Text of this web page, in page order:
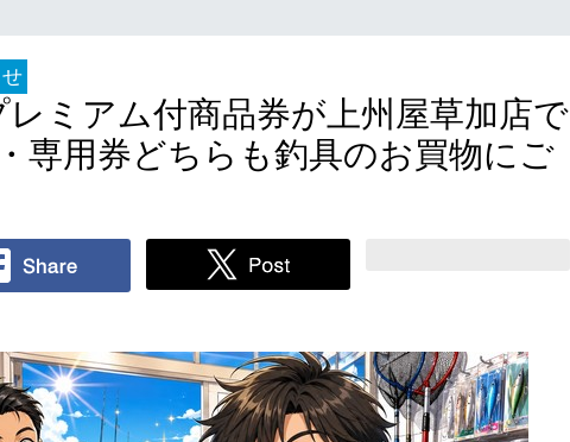
ミアム付商品券が上州屋草加店で
専用券どちらも釣具のお買物にご